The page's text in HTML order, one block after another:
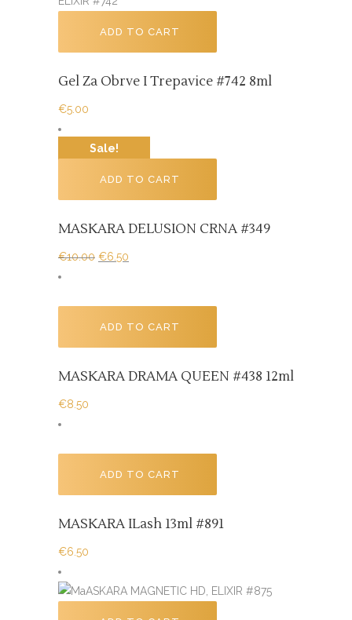
ADD TO CART
Gel Za Obrve I Trepavice #742 8ml
€5.00
Sale!
ADD TO CART
MASKARA DELUSION CRNA #349
€10.00 €6.50
ADD TO CART
MASKARA DRAMA QUEEN #438 12ml
€8.50
ADD TO CART
MASKARA ILash 13ml #891
€6.50